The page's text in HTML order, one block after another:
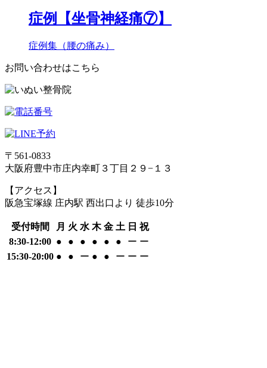
症例【坐骨神経痛⑦】
症例集（腰の痛み）
お問い合わせはこちら
〒561-0833
大阪府豊中市庄内幸町３丁目２９−１３
【アクセス】
阪急宝塚線 庄内駅 西出口より 徒歩10分
受付時間 月 火 水 木 金 土 日 祝
8:30-12:00 ● ● ● ● ● ● ー ー
15:30-20:00 ● ● ー ● ● ー ー ー